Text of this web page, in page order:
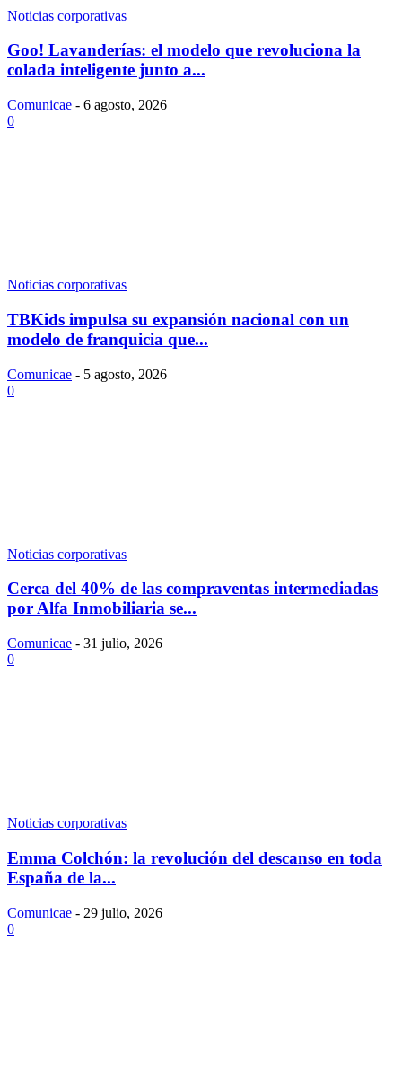
Noticias corporativas
Goo! Lavanderías: el modelo que revoluciona la
colada inteligente junto a...
Comunicae - 6 agosto, 2026
0
Noticias corporativas
TBKids impulsa su expansión nacional con un
modelo de franquicia que...
Comunicae - 5 agosto, 2026
0
Noticias corporativas
Cerca del 40% de las compraventas intermediadas
por Alfa Inmobiliaria se...
Comunicae - 31 julio, 2026
0
Noticias corporativas
Emma Colchón: la revolución del descanso en toda
España de la...
Comunicae - 29 julio, 2026
0